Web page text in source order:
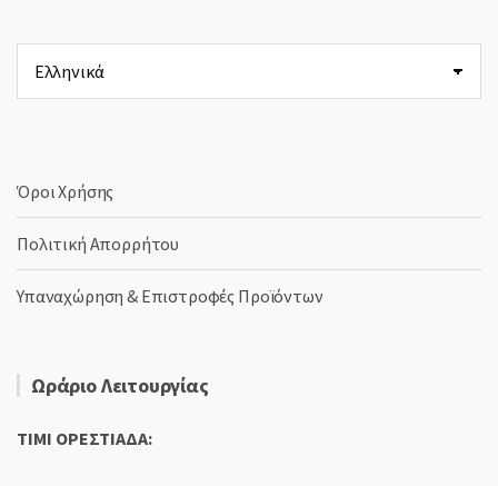
μια
γλώσσα
Όροι Χρήσης
Πολιτική Απορρήτου
Υπαναχώρηση & Επιστροφές Προϊόντων
Ωράριο Λειτουργίας
TIMI ΟΡΕΣΤΙΑΔΑ: